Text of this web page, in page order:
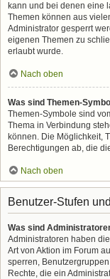
kann und bei denen eine
Themen können aus
Administrator gesperrt
eigenen Themen zu
erlaubt wurde.
Nach oben
Was sind Themen-
Themen-Symbole sind
Thema in Verbindung
können. Die Möglichkeit,
Berechtigungen ab, die
Nach oben
Benutzer-Stufen
Was sind
Administratoren haben
Art von Aktion im Forum
sperren,
Rechte, die ein